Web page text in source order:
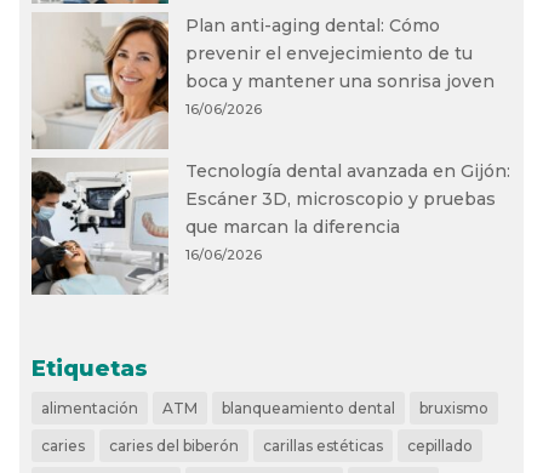
Plan anti-aging dental: Cómo
prevenir el envejecimiento de tu
boca y mantener una sonrisa joven
16/06/2026
Tecnología dental avanzada en Gijón:
Escáner 3D, microscopio y pruebas
que marcan la diferencia
16/06/2026
Etiquetas
alimentación ATM blanqueamiento dental bruxismo
caries caries del biberón carillas estéticas cepillado